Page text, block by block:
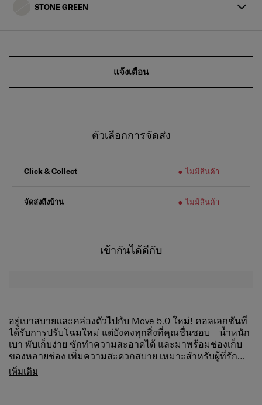
STONE GREEN
แจ้งเตือน
ตัวเลือกการจัดส่ง
Click & Collect ไม่มีสินค้า
จัดส่งถึงบ้าน ไม่มีสินค้า
เข้ากันได้ดีกับ
อยู่เบาสบายและคล่องตัวไปกับ Move 5.0 ใหม่! คอลเลกชันที่
ได้รับการปรับโฉมใหม่ แต่ยังคงทุกสิ่งที่คุณชื่นชอบ – น้ำหนัก
เบา พับเก็บง่าย ซักทำความสะอาดได้ และมาพร้อมช่องเก็บ
ของหลายช่อง เพิ่มความสะดวกสบาย เหมาะสำหรับผู้ที่รัก
การเดินทางและใช้ชีวิตนอกบ้าน!
ช่องซิปด้านบน 3 ช่อง:
ถ้วนและปลอดภัย หยิบใช้ง่าย แยกของเป็นสัดส่วน
เพิ่มเติม